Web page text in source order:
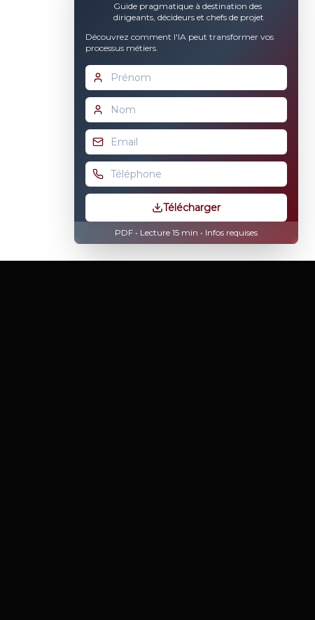
Guide pragmatique à destination des
dirigeants, décideurs et chefs de projet
Découvrez comment l'IA peut transformer vos
processus métiers.
Télécharger
PDF • Lecture 15 min • Infos requises